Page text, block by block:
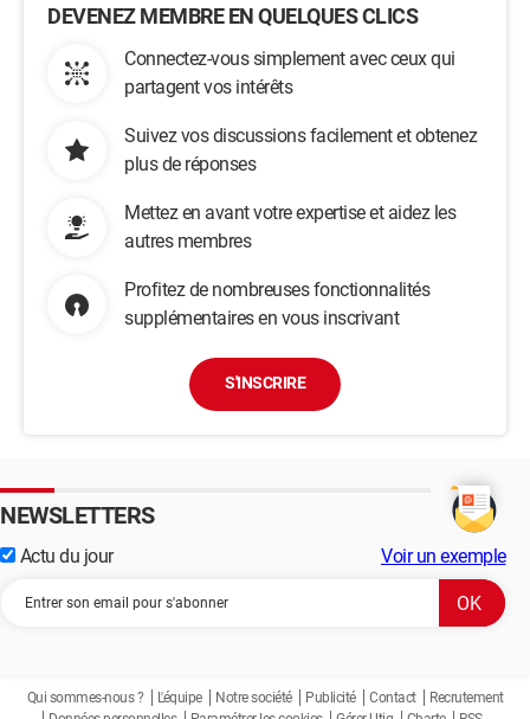
DEVENEZ MEMBRE EN QUELQUES CLICS
Connectez-vous simplement avec ceux qui
partagent vos intérêts
Suivez vos discussions facilement et obtenez
plus de réponses
Mettez en avant votre expertise et aidez les
autres membres
Profitez de nombreuses fonctionnalités
supplémentaires en vous inscrivant
S'INSCRIRE
NEWSLETTERS
Actu du jour Voir un exemple
Qui sommes-nous ? L'équipe Notre société Publicité Contact
Recrutement